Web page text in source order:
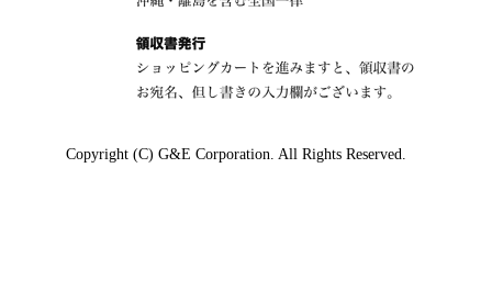
Copyright (C) G&E Corporation. All Rights Reserved.